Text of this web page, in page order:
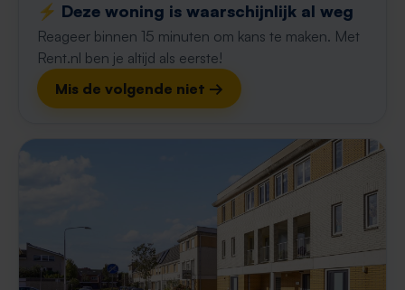
⚡️ Deze woning is waarschijnlijk al weg
Reageer binnen 15 minuten om kans te maken. Met
Rent.nl ben je altijd als eerste!
Mis de volgende niet →